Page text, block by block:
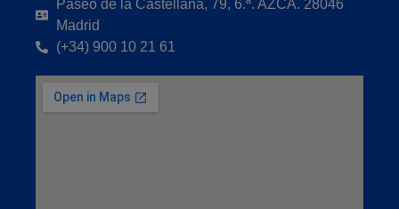
Paseo de la Castellana, 79, 6.ª. AZCA. 28046
Madrid
(+34) 900 10 21 61